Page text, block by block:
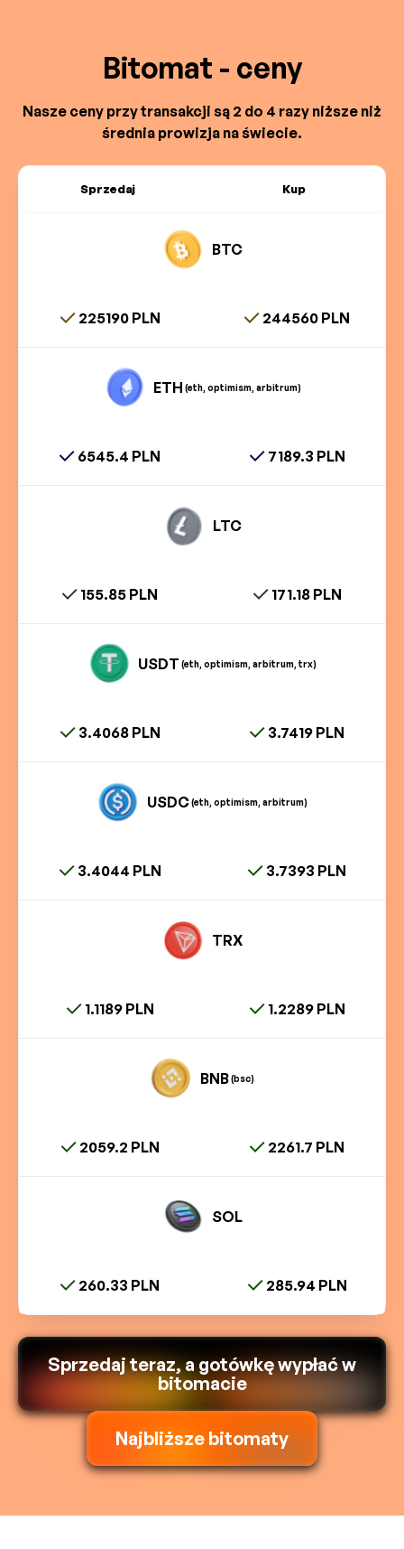
Bitomat - ceny
Nasze ceny przy transakcji są 2 do 4 razy niższe niż
średnia prowizja na świecie.
Sprzedaj Kup
BTC
225190 PLN 244560 PLN
ETH (eth, optimism, arbitrum)
6545.4 PLN 7189.3 PLN
LTC
155.85 PLN 171.18 PLN
USDT (eth, optimism, arbitrum, trx)
3.4068 PLN 3.7419 PLN
USDC(eth, optimism, arbitrum)
3.4044 PLN 3.7393 PLN
TRX
1.1189 PLN 1.2289 PLN
BNB(bsc)
2059.2 PLN 2261.7 PLN
SOL
260.33 PLN 285.94 PLN
Sprzedaj teraz, a gotówkę wypłać w
bitomacie
Najbliższe bitomaty